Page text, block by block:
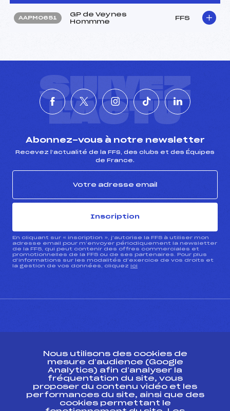
AAPM0651
GP de Veynes
Hommme
FFS
SUIVEZ
L'ACTU
Abonnez-vous à notre newsletter
Recevez l’actualité de la FFS, des clubs et des Équipes
de France.
Inscription
En cliquant sur « inscription », j’autorise la FFS à utiliser mon
adresse email pour m’envoyer périodiquement la newsletter
de la FFS, qui peut contenir des offres commerciales et
promotionnelles de la FFS ou de ses partenaires. Pour plus
d’informations sur les modalités d’exercice de vos droits et
la gestion de vos données, cliquez ici
ESPACE PRESSE
Ressources
Pass’Neige
Projet sportif fédéral
Nous utilisons des cookies de
mesure d’audience (Google
Analytics) afin d’analyser la
fréquentation du site, vous
proposer du contenu vidéo et les
performances du site, ainsi que des
cookies permettant le